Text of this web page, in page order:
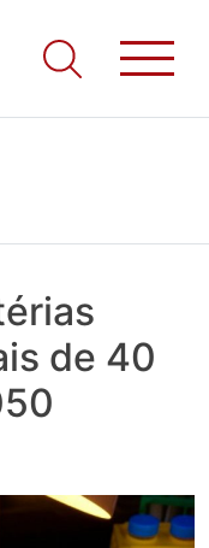
Onde as notícias
na Saúde!
de 40